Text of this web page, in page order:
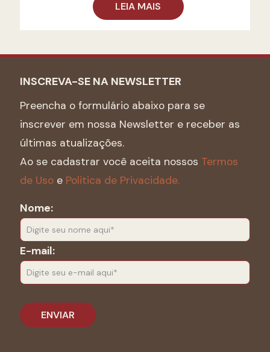
LEIA MAIS
INSCREVA-SE NA NEWSLETTER
Preencha o formulário abaixo para se
inscrever em nossa Newsletter e receber as
últimas atualizações.
Ao se cadastrar você aceita nossos Termos
de Uso e Politica de Privacidade.
Nome:
E-mail: